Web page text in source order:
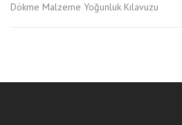
Dökme Malzeme Yoğunluk Kılavuzu